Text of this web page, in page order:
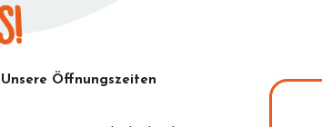
Unsere Öffnungszeiten